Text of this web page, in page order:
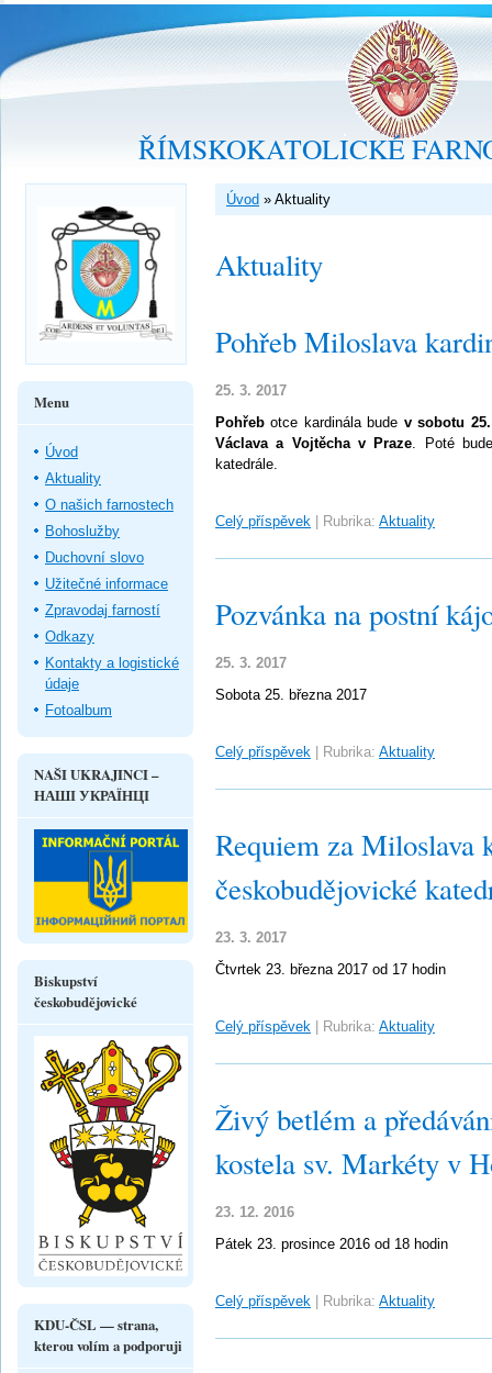
ŘÍMSKOKATOLICKÉ
Úvod » Aktuality
Aktuality
Pohřeb Miloslava
25. 3. 2017
Pohřeb otce kardinála bude v sobotu
Václava a Vojtěcha v Praze. Poté
katedrále.
Celý příspěvek Rubrika: Aktuality
Pozvánka na postní
25. 3. 2017
Sobota 25. března 2017
Celý příspěvek Rubrika: Aktuality
Requiem za Miloslava
českobudějovické
23. 3. 2017
Čtvrtek 23. března 2017 od 17 hodin
Celý příspěvek Rubrika: Aktuality
Živý betlém a
kostela sv. Markéty v
23. 12. 2016
Pátek 23. prosince 2016 od 18 hodin
Celý příspěvek Rubrika: Aktuality
Menu
Úvod
Aktuality
O našich farnostech
Bohoslužby
Duchovní slovo
Užitečné informace
Zpravodaj farností
Odkazy
Kontakty a logistické
údaje
Fotoalbum
NAŠI UKRAJINCI –
НАШІ УКРАЇНЦІ
Biskupství
českobudějovické
KDU-ČSL — strana,
kterou volím a podporuji